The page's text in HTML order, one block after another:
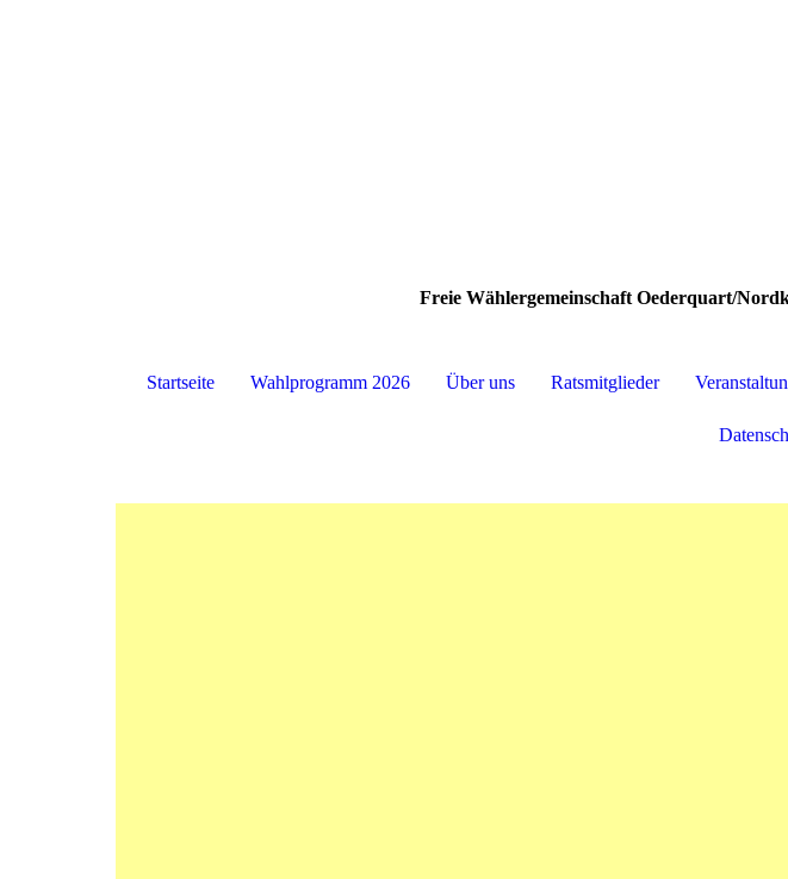
Freie Wählergemeinschaft Oederquart/
Startseite Wahlprogramm 2026 Über uns Ratsmitglieder